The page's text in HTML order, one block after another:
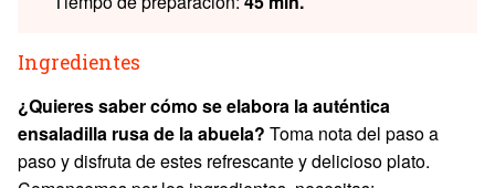
Ingredientes
¿Quieres saber cómo se elabora la auténtica
ensaladilla rusa de la abuela? Toma nota del paso a
paso y disfruta de estes refrescante y delicioso plato.